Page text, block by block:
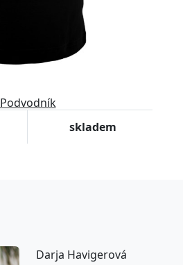
Podvodník
skladem
Darja Havigerová